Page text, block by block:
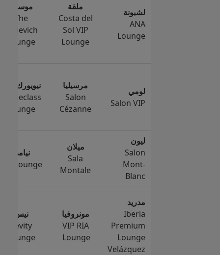
لشبونة
ANA
Lounge
ملقة
Costa del
Sol VIP
Lounge
موسكو
The
Malevich
Lounge
لومي
Salon VIP
مرسيليا
Salon
Cézanne
نيويورك JFK
Primeclass
Lounge
ليون
Salon
Mont-
Blanc
ميلان
Sala
Montale
نيامي
CIP Lounge
مدريد
Iberia
Premium
Lounge
Velázquez
مونروفيا
VIP RIA
Lounge
نيس
Levity
Lounge